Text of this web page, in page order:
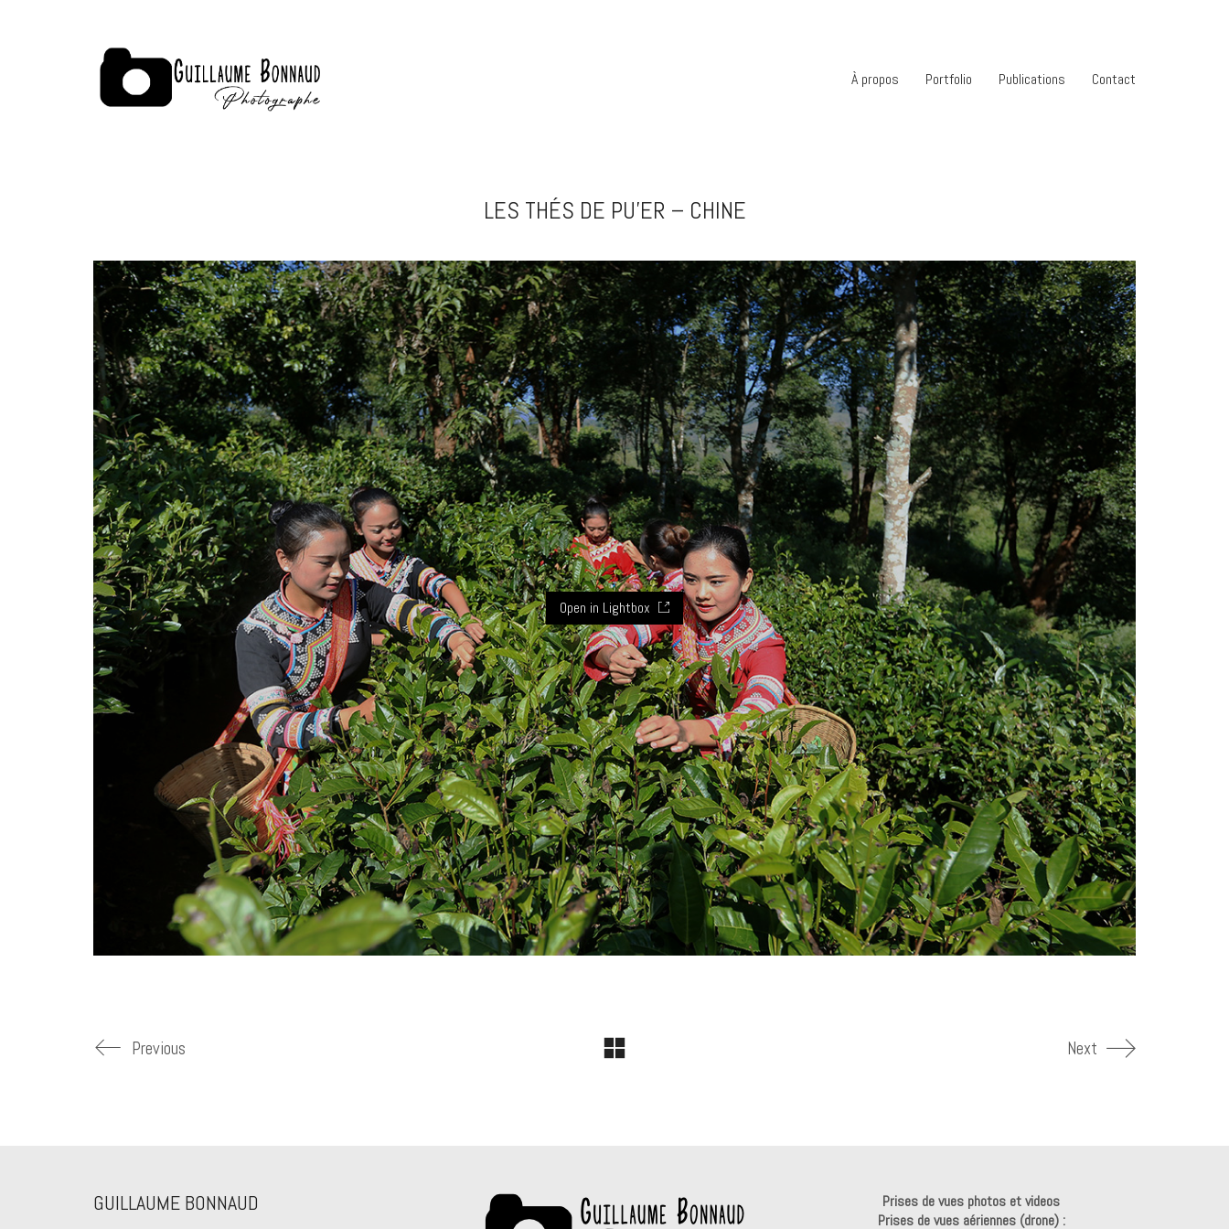
À propos Portfolio Publications Contact
LES THÉS DE PU’ER – CHINE
Open in Lightbox
Previous Next
GUILLAUME BONNAUD
Prises de vues photos et videos
Prises de vues aériennes (drone) :